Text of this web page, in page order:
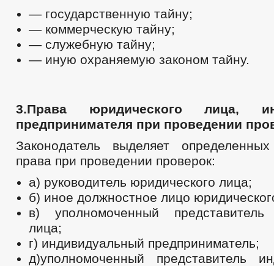
— государственную тайну;
— коммерческую тайну;
— служебную тайну;
— иную охраняемую законом тайну.
3.Права юридического лица,
предпринимателя при проведении
Законодатель выделяет
права при проведении проверок:
а) руководитель юридического лица;
б) иное должностное лицо
в) уполномоченный представитель
лица;
г) индивидуальный предприниматель;
д)уполномоченный представитель